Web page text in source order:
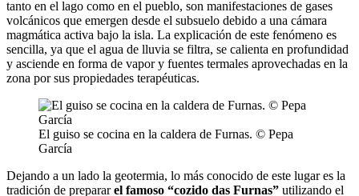
tanto en el lago como en el pueblo, son manifestaciones de gases
volcánicos que emergen desde el subsuelo debido a una cámara
magmática activa bajo la isla. La explicación de este fenómeno es
sencilla, ya que el agua de lluvia se filtra, se calienta en profundidad
y asciende en forma de vapor y fuentes termales aprovechadas en la
zona por sus propiedades terapéuticas.
El guiso se cocina en la caldera de Furnas. © Pepa
García
Dejando a un lado la geotermia, lo más conocido de este lugar es la
tradición de prepararel famoso “cozido das Furnas” utilizando el